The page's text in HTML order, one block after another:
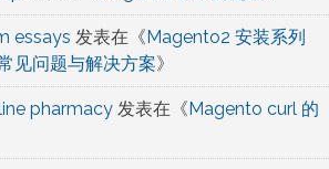
essays 发表在《Magento2 安装系列
见问题与解决方案》
pharmacy 发表在《Magento curl 的